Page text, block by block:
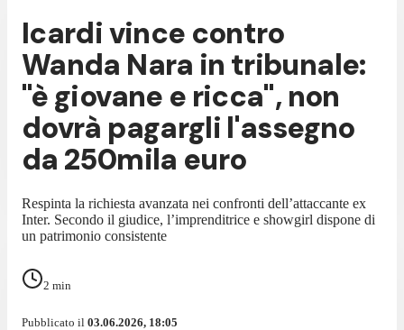
Icardi vince contro
Wanda Nara in tribunale:
"è giovane e ricca", non
dovrà pagargli l'assegno
da 250mila euro
Respinta la richiesta avanzata nei confronti dell’attaccante ex
Inter. Secondo il giudice, l’imprenditrice e showgirl dispone di
un patrimonio consistente
2 min
Pubblicato il 03.06.2026, 18:05